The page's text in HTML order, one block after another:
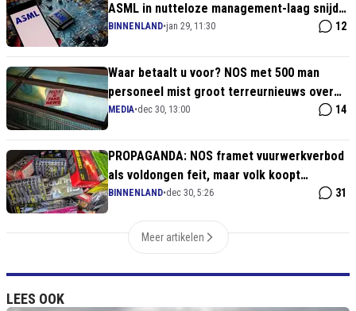
ASML in nutteloze management-laag snijdt
(terwijl de winst binnenstroomt!)
BINNENLAND•jan 29, 11:30 12
Waar betaalt u voor? NOS met 500 man
personeel mist groot terreurnieuws over
Hamas
MEDIA•dec 30, 13:00 14
PROPAGANDA: NOS framet vuurwerkverbod
als voldongen feit, maar volk koopt
MASSALE hoeveelheden!
BINNENLAND•dec 30, 5:26 31
Meer artikelen
LEES OOK